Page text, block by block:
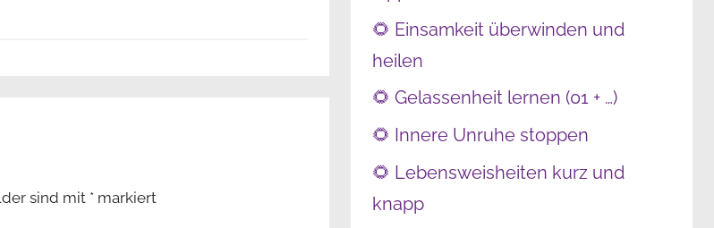
sind mit * markiert
🌻 Einsamkeit überwinden und
heilen
🌻 Gelassenheit lernen (01 + …)
🌻 Innere Unruhe stoppen
🌻 Lebensweisheiten kurz und
knapp